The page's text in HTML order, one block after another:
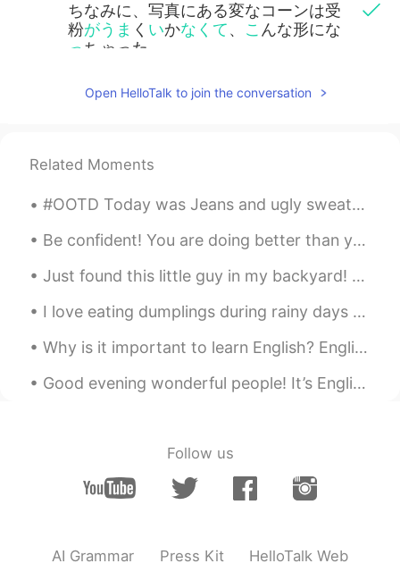
ちなみに、写真にある変なコーンは受
粉がうま く いかなくて、 こ んな形にな
っちゃった
でも鶏なら気にしな いそう🤣
Ruby Jellyfish
How does your son keep fit when he
loves fried rice
Waka 2020.07.13 22:05
Fresh eggs, and vegetables! I'm jealous😊
Konan 2020.07.13 21:17
JP EN
JP EN
Today I made some fried rice for my son’s
lunch
Open HelloTalk to join the conversation
Related Moments
#OOTD Today was Jeans and ugly sweater day at work but I wont wear an ugly sweater😂😂 Excuse the ...
Be confident! You are doing better than you think! There are two phrases I hear many students say...
Just found this little guy in my backyard! Weather is getting warmer ☺️🌞🌞 Stumpy tail lizard or i...
I love eating dumplings during rainy days !! This is one food that I can eat everyday and never ...
Why is it important to learn English? English is the world’s second language. This means that le...
Good evening wonderful people! It’s English practice time. Send me a message if you want to pra...
Follow us
AI Grammar Press Kit HelloTalk Web